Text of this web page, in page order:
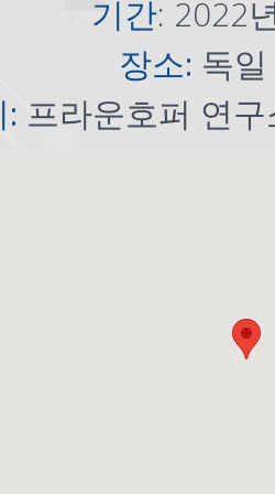
기간: 2022
장소: 독
프라운호퍼 연